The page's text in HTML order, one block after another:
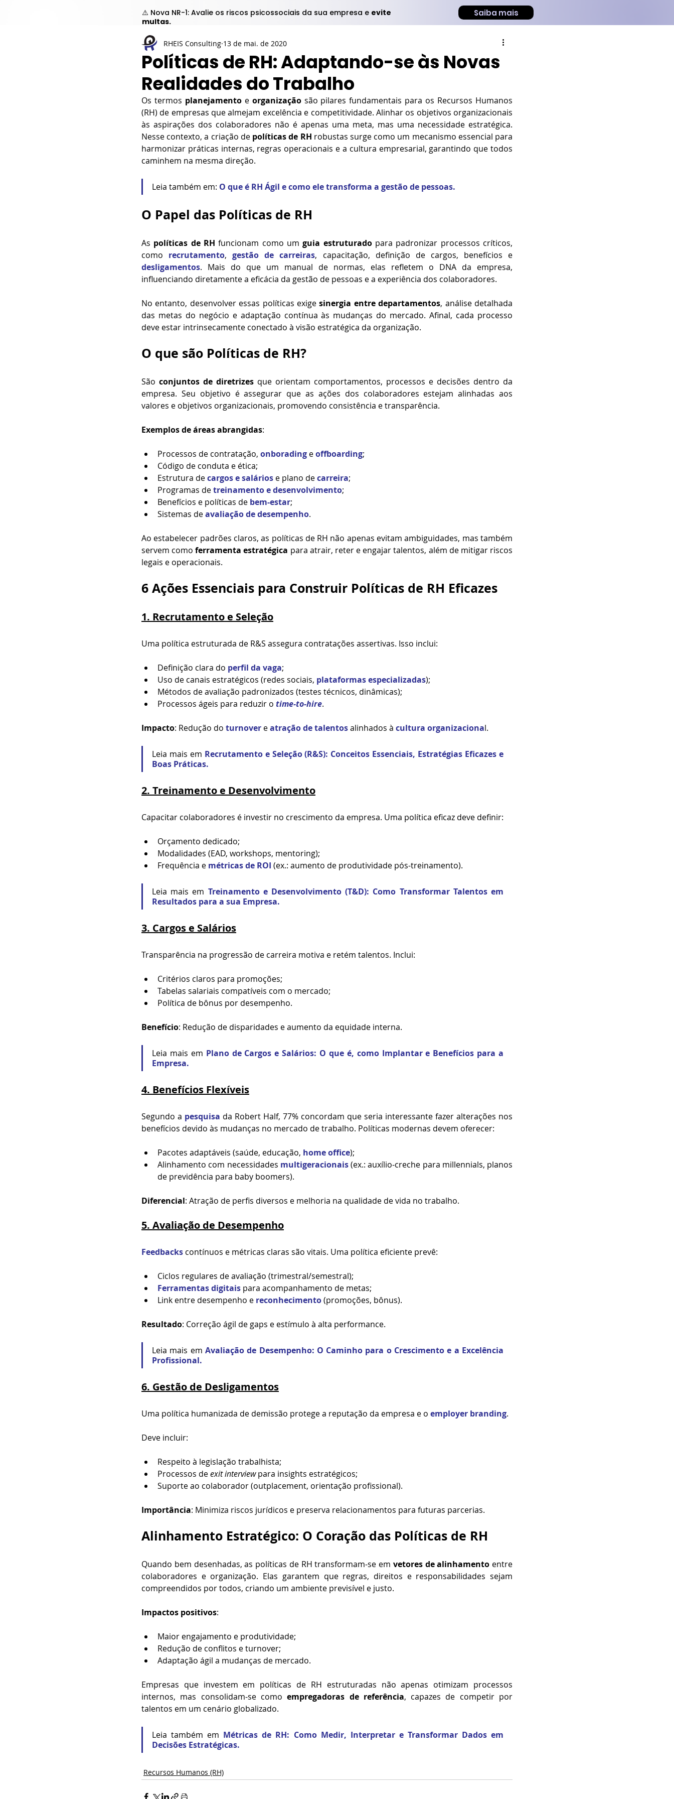
⚠️ Nova NR-1: Avalie os riscos psicossociais da sua empresa e evite
multas.
Saiba mais
Políticas de RH: Adaptando-se às Novas
Realidades do Trabalho
RHEIS Consulting 13 de mai. de 2020
Os termos planejamento e organização são pilares fundamentais para os Recursos Humanos
(RH) de empresas que almejam excelência e competitividade. Alinhar os objetivos organizacionais
às aspirações dos colaboradores não é apenas uma meta, mas uma necessidade estratégica.
Nesse contexto, a criação de políticas de RH robustas surge como um mecanismo essencial para
harmonizar práticas internas, regras operacionais e a cultura empresarial, garantindo que todos
caminhem na mesma direção.
Leia também em: O que é RH Ágil e como ele transforma a gestão de pessoas.
O Papel das Políticas de RH
As políticas de RH funcionam como um guia estruturado para padronizar processos críticos,
como recrutamento, gestão de carreiras
desligamentos. Mais do que um manual de normas, elas refletem o DNA da empresa,
influenciando diretamente a eficácia da gestão de pessoas e a experiência dos colaboradores.
No entanto, desenvolver essas políticas exige sinergia entre departamentos, análise detalhada
das metas do negócio e adaptação contínua às mudanças do mercado. Afinal, cada processo
deve estar intrinsecamente conectado à visão estratégica da organização.
O que são Políticas de RH?
São conjuntos de diretrizes que orientam comportamentos, processos e decisões dentro da
empresa. Seu objetivo é assegurar que as ações dos colaboradores estejam alinhadas aos
valores e objetivos organizacionais, promovendo consistência e transparência.
Exemplos de áreas abrangidas:
Processos de contratação, onborading e offboarding;
Código de conduta e ética;
Estrutura de cargos e salários e plano de carreira;
Programas de treinamento e desenvolvimento;
Benefícios e políticas de bem-estar;
Sistemas de avaliação de desempenho.
Ao estabelecer padrões claros, as políticas de RH não apenas evitam ambiguidades, mas também
servem como ferramenta estratégica para atrair, reter e engajar talentos, além de mitigar riscos
legais e operacionais.
6 Ações Essenciais para Construir Políticas de RH Eficazes
1. Recrutamento e Seleção
Uma política estruturada de R&S assegura contratações assertivas. Isso inclui:
Definição clara do perfil da vaga;
Uso de canais estratégicos (redes sociais, plataformas especializadas);
Métodos de avaliação padronizados (testes técnicos, dinâmicas);
Processos ágeis para reduzir o time-to-hire.
Impacto: Redução do turnover e atração de talentos alinhados à cultura organizacional.
Leia mais em Recrutamento e Seleção (R&S): Conceitos Essenciais, Estratégias Eficazes e
Boas Práticas.
2. Treinamento e Desenvolvimento
Capacitar colaboradores é investir no crescimento da empresa. Uma política eficaz deve definir:
Orçamento dedicado;
Modalidades (EAD, workshops, mentoring);
Frequência e métricas de ROI (ex.: aumento de produtividade pós-treinamento).
Leia mais em Treinamento e Desenvolvimento (T&D): Como Transformar Talentos em
Resultados para a sua Empresa.
3. Cargos e Salários
Transparência na progressão de carreira motiva e retém talentos. Inclui:
Critérios claros para promoções;
Tabelas salariais compatíveis com o mercado;
Política de bônus por desempenho.
Benefício: Redução de disparidades e aumento da equidade interna.
Leia mais em Plano de Cargos e Salários: O que é, como Implantar e Benefícios para a
Empresa.
4. Benefícios Flexíveis
Segundo a pesquisa da Robert Half, 77% concordam que seria interessante fazer alterações nos
benefícios devido às mudanças no mercado de trabalho. Políticas modernas devem oferecer:
Pacotes adaptáveis (saúde, educação, home office);
Alinhamento com necessidades multigeracionais (ex.: auxílio-creche para millennials, planos
de previdência para baby boomers).
Diferencial: Atração de perfis diversos e melhoria na qualidade de vida no trabalho.
5. Avaliação de Desempenho
Feedbacks contínuos e métricas claras são vitais. Uma política eficiente prevê:
Ciclos regulares de avaliação (trimestral/semestral);
Ferramentas digitais para acompanhamento de metas;
Link entre desempenho e reconhecimento (promoções, bônus).
Resultado: Correção ágil de gaps e estímulo à alta performance.
Leia mais em Avaliação de Desempenho: O Caminho para o Crescimento e a Excelência
Profissional.
6. Gestão de Desligamentos
Uma política humanizada de demissão protege a reputação da empresa e o employer branding.
Deve incluir:
Respeito à legislação trabalhista;
Processos de exit interview para insights estratégicos;
Suporte ao colaborador (outplacement, orientação profissional).
Importância: Minimiza riscos jurídicos e preserva relacionamentos para futuras parcerias.
Alinhamento Estratégico: O Coração das Políticas de RH
Quando bem desenhadas, as políticas de RH transformam-se em vetores de alinhamento entre
colaboradores e organização. Elas garantem que regras, direitos e responsabilidades sejam
compreendidos por todos, criando um ambiente previsível e justo.
Impactos positivos:
Maior engajamento e produtividade;
Redução de conflitos e turnover;
Adaptação ágil a mudanças de mercado.
Empresas que investem em políticas de RH estruturadas não apenas otimizam processos
internos, mas consolidam-se como empregadoras de referência, capazes de competir por
talentos em um cenário globalizado.
Leia também em Métricas de RH: Como Medir, Interpretar e Transformar Dados em
Decisões Estratégicas.
Recursos Humanos (RH)